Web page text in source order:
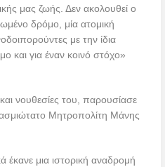
μας ζωής. Δεν ακολουθεί ο
δρόμο, μία ατομική
με την ίδια
και για έναν κοινό στόχο»
νουθεσίες του, παρουσίασε
Μητροπολίτη Μάνης
μια ιστορική αναδρομή